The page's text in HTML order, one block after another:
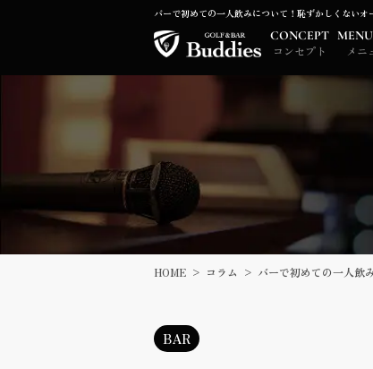
バーで初めての一人飲みについて！恥ずかしくない
CONCEPT
コンセプト メニ
HOME コラム バーで初めての一人飲
BAR